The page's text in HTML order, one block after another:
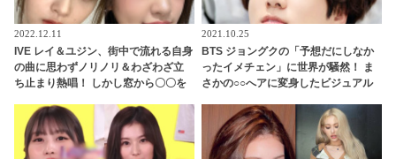
2022.12.11
IVE レイ＆ユジン、街中で流れる自身
の曲に思わずノリノリ＆わざわざ立
ち止まり熱唱！ しかし窓から〇〇を
い反応にほっこり
2021.10.25
BTS ジョングクの「予想だにしなか
ったイメチェン」に世界が騒然！ ま
さかの○○へアに変身したビジュアル
る… 落ち着いた黒髪からガラリと雰
囲気を変えた美貌に驚きを隠せない
声殺到